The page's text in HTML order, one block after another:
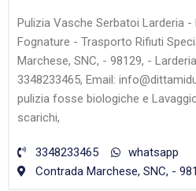
Pulizia Vasche Serbatoi Larderia
Fognature - Trasporto Rifiuti
Marchese, SNC, - 98129, -
3348233465, Email:
pulizia fosse biologiche e
scarichi,
3348233465
whatsapp
Contrada Marchese, SNC, -